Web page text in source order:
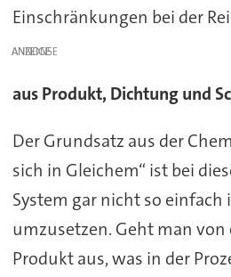
Einschränkungen bei der
ANZEIGE
aus Produkt, Dichtung und
Der Grundsatz aus der
sich in Gleichem“ ist bei
System gar nicht so einfach
umzusetzen. Geht man von
Produkt aus, was in der